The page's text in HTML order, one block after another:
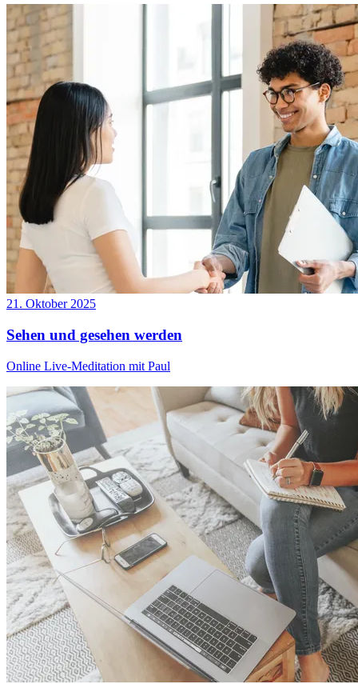
21. Oktober 2025
Sehen und gesehen werden
Online Live-Meditation mit Paul